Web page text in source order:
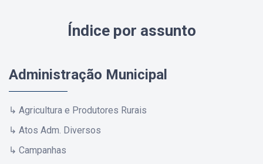
Índice por assunto
Administração Municipal
↳ Agricultura e Produtores Rurais
↳ Atos Adm. Diversos
↳ Campanhas